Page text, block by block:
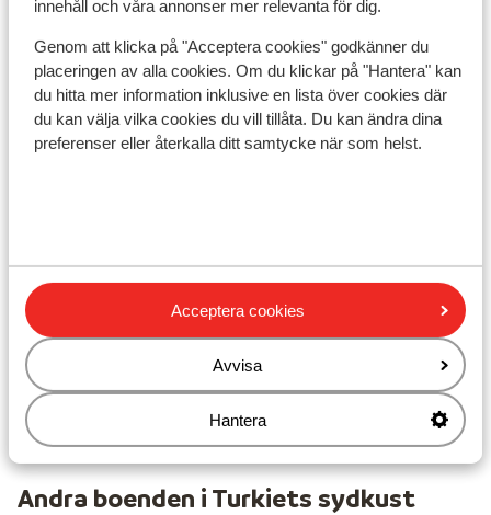
innehåll och våra annonser mer relevanta för dig.
Genom att klicka på "Acceptera cookies" godkänner du
placeringen av alla cookies. Om du klickar på "Hantera" kan
du hitta mer information inklusive en lista över cookies där
du kan välja vilka cookies du vill tillåta. Du kan ändra dina
preferenser eller återkalla ditt samtycke när som helst.
Acceptera cookies
Avvisa
Hantera
alt for
først
sluttande väg, solstolar (kostnadsfritt) , parasoll
(kostnadsfritt) )
Avstånd till stranden ca 50 m: kleopatra beach är
ca 5 km (kiselstenstrand)
Avstånd till centrum: ca 4,0 km, alanya är ca 4,0 km
Närmaste butiker ca 500 m
Andra boenden i Turkiets sydkust